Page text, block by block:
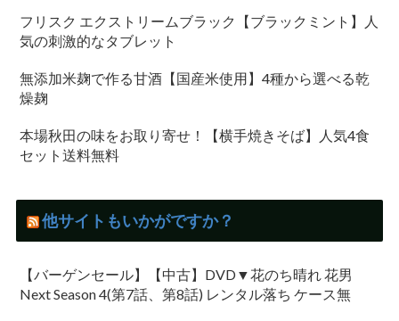
フリスク エクストリームブラック【ブラックミント】人
気の刺激的なタブレット
無添加米麹で作る甘酒【国産米使用】4種から選べる乾
燥麹
本場秋田の味をお取り寄せ！【横手焼きそば】人気4食
セット送料無料
他サイトもいかがですか？
【バーゲンセール】【中古】DVD▼花のち晴れ 花男
Next Season 4(第7話、第8話) レンタル落ち ケース無